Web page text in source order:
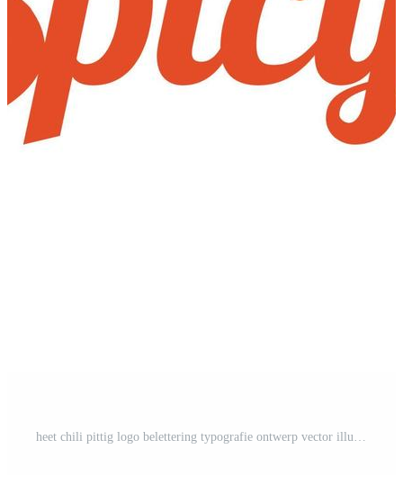
heet chili pittig logo belettering typografie ontwerp vector illustratie Pro Vector